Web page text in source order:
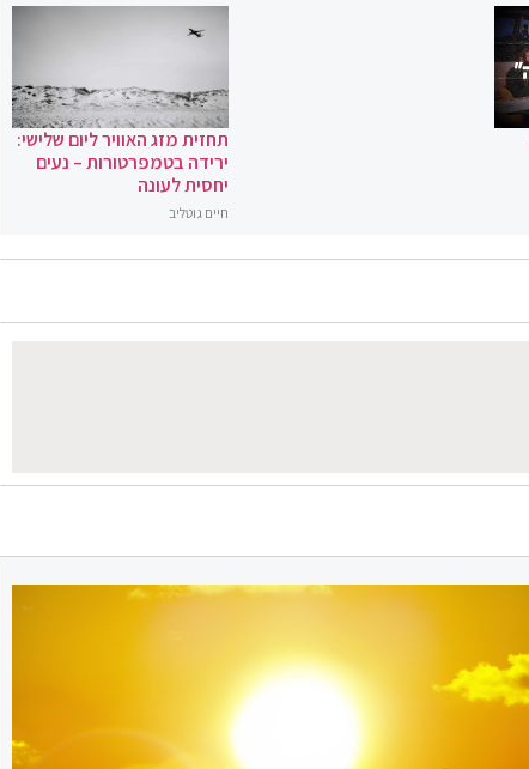
תחזית מזג האוויר ליום שלישי:
ירידה בטמפרטורות – נעים
יחסית לעונה
חיים גוטליב